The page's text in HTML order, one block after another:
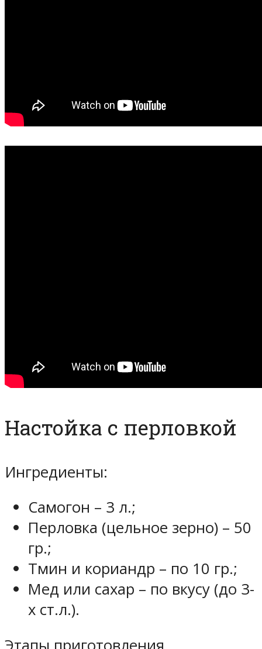
Настойка с перловкой
Ингредиенты:
Самогон – 3 л.;
Перловка (цельное зерно) – 50
гр.;
Тмин и кориандр – по 10 гр.;
Мед или сахар – по вкусу (до 3-
х ст.л.).